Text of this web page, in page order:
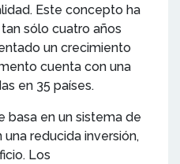
Este concepto ha
sólo cuatro años
un crecimiento
cuenta con una
en 35 países.
basa en un sistema de
reducida inversión,
Los